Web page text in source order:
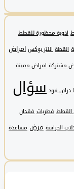
محظورة للقطط
اللتر بوكس امراض
امراض مميتة
سؤال
فطريات فقدان
مرض مساعدة